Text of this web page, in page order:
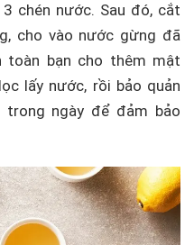
chén nước. Sau đó, cắt
cho vào nước gừng đã
toàn bạn cho thêm mật
lấy nước, rồi bảo quản
ngày để đảm bảo